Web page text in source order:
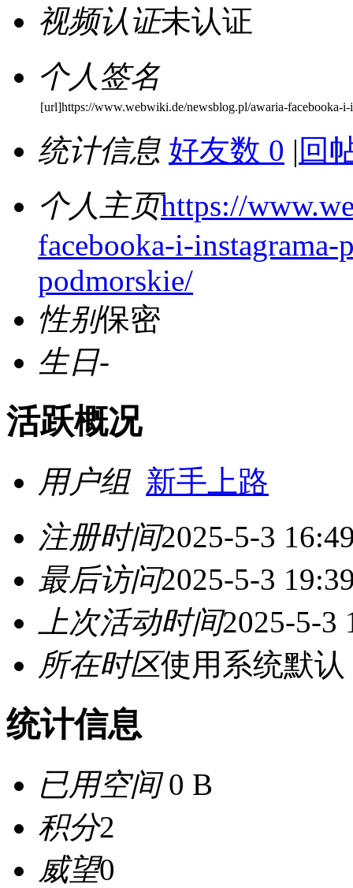
视频认证未认证
个人签名
[url]https://www.webwiki.de/newsblog.pl/awaria-facebooka-i-
统计信息 好友数 0 | 回
个人主页https://
facebooka-i-
podmorskie/
性别保密
生日-
活跃概况
用户组 新手上路
注册时间2025-5-3
最后访问2025-5-3
上次活动时间2025-5-3
所在时区使用系统默认
统计信息
已用空间0 B
积分2
威望0